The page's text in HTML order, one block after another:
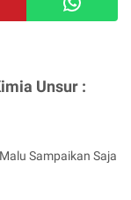
Unsur :
Sampaikan Saja